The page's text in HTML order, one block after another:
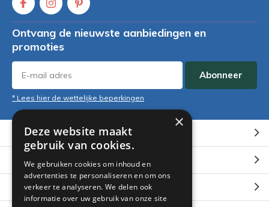
Ontvang de nieuwste aanbiedingen en
promoties
Abonneer
* Lees hier de wettelijke beperkingen
Klantenservice
Mijn account
Categorieën
×
Deze website maakt
gebruik van cookies.
We gebruiken cookies om inhoud en
advertenties te personaliseren en om ons
verkeer te analyseren. We delen ook
informatie over uw gebruik van onze site